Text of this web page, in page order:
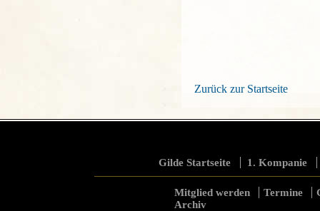
Zurück zur Startseite
Gilde Startseite 1. Kompanie
Mitglied werden Termine
Archiv